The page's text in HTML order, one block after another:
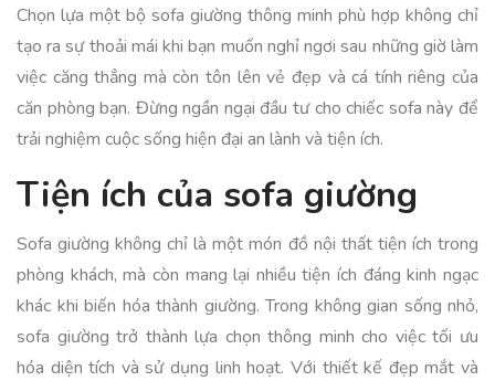
Chọn lựa một bộ sofa giường thông minh phù hợp không chỉ
tạo ra sự thoải mái khi bạn muốn nghỉ ngơi sau những giờ làm
việc căng thẳng mà còn tôn lên vẻ đẹp và cá tính riêng của
căn phòng bạn. Đừng ngần ngại đầu tư cho chiếc sofa này để
trải nghiệm cuộc sống hiện đại an lành và tiện ích.
Tiện ích của sofa giường
Sofa giường không chỉ là một món đồ nội thất tiện ích trong
phòng khách, mà còn mang lại nhiều tiện ích đáng kinh ngạc
khác khi biến hóa thành giường. Trong không gian sống nhỏ,
sofa giường trở thành lựa chọn thông minh cho việc tối ưu
hóa diện tích và sử dụng linh hoạt. Với thiết kế đẹp mắt và